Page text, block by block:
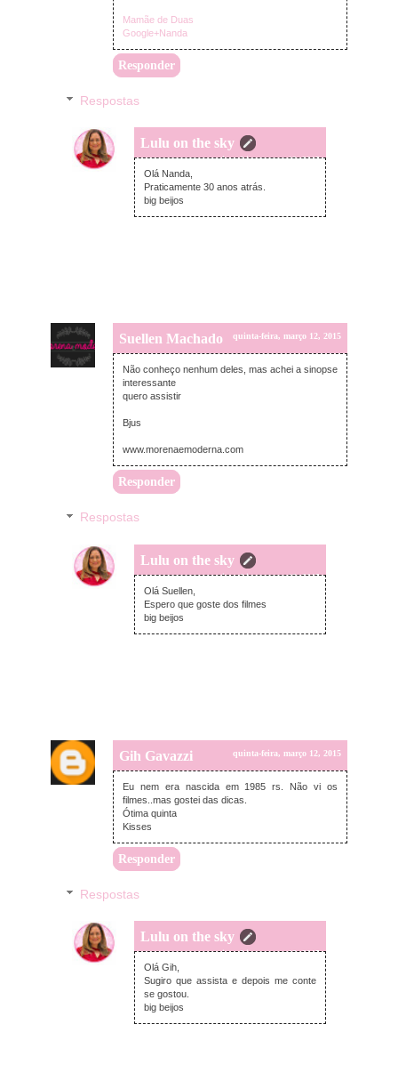
Mamãe de Duas
Google+Nanda
Responder
Respostas
Lulu on the sky
quinta-feira, março 12, 2015
Olá Nanda,
Praticamente 30 anos atrás.
big beijos
Suellen Machado quinta-feira, março 12, 2015
Não conheço nenhum deles, mas achei a sinopse
interessante
quero assistir
Bjus
www.morenaemoderna.com
Responder
Respostas
Lulu on the sky
quinta-feira, março 12, 2015
Olá Suellen,
Espero que goste dos filmes
big beijos
Gih Gavazzi quinta-feira, março 12, 2015
Eu nem era nascida em 1985 rs. Não vi os
filmes..mas gostei das dicas.
Ótima quinta
Kisses
Responder
Respostas
Lulu on the sky
quinta-feira, março 12, 2015
Olá Gih,
Sugiro que assista e depois me conte
se gostou.
big beijos